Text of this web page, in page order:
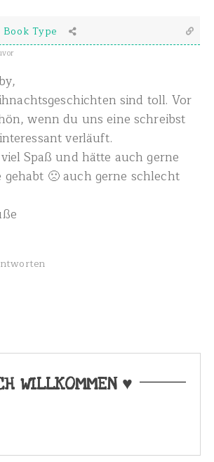
Type
sind toll. Vor
wenn du uns eine schreibst
verläuft.
Spaß und hätte auch gerne
gehabt 🙁 auch gerne schlecht
WILLKOMMEN ♥